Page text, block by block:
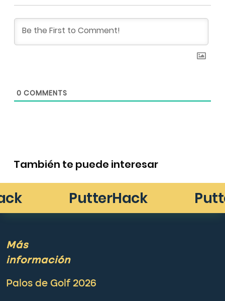
0 COMMENTS
También te puede interesar
Más
información
Palos de Golf 2026